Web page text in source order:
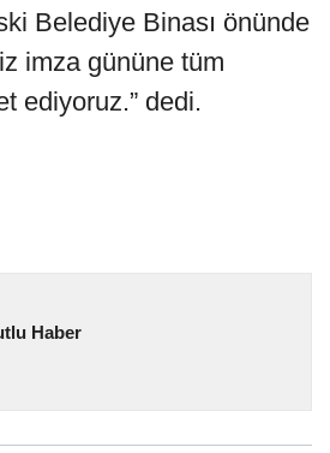
Belediye Binası önünde
imza gününe tüm
ediyoruz.” dedi.
Haber